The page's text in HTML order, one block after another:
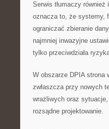
Serwis tłumaczy
oznacza to, że systemy,
ograniczać zbieranie
najmniej inwazyjne
tylko przeciwdziała
W obszarze DPIA strona
zwłaszcza przy nowych
wrażliwych oraz
rozsądne projektowanie.